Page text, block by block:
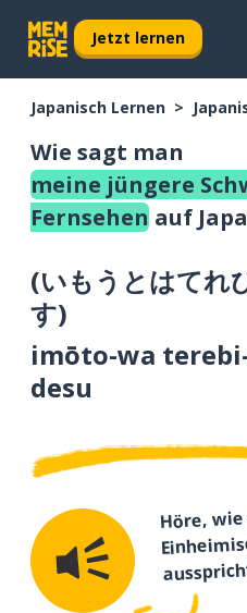
Jetzt lernen
Japanisch Lernen
Wie sagt man
meine jüngere
Fernsehen auf
(いもうとはてれ
す)
imōto-wa
desu
Höre,